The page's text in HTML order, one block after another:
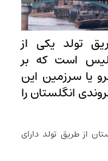
تولد یکی از
است که بر
یا سرزمین این
انگلستان را
از طریق تولد دارای